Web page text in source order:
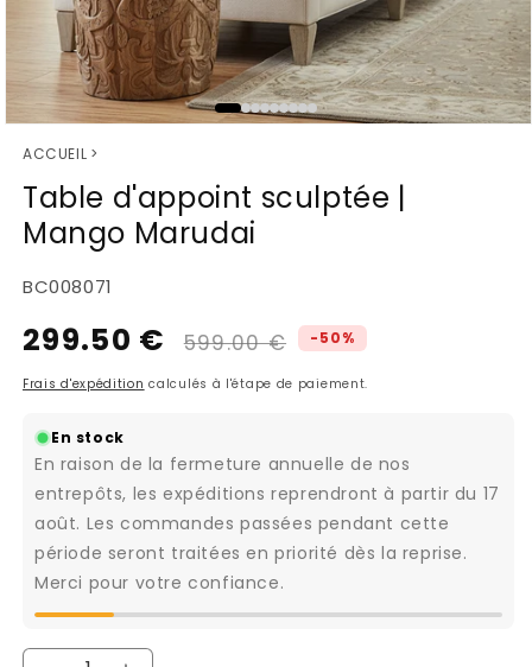
média
dans
fenêtre
modale
ACCUEIL >
Table d'appoint sculptée |
Mango Marudai
SKU:
BC008071
Prix
299.50 €
Prix
599.00 € -50%
Frais d'expédition calculés à l'étape de paiement.
En stock
En raison de la fermeture annuelle de nos
entrepôts, les expéditions reprendront à partir du 17
août. Les commandes passées pendant cette
période seront traitées en priorité dès la reprise.
Merci pour votre confiance.